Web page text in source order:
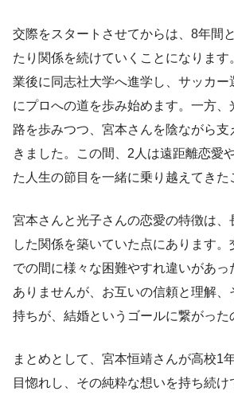
交際をスタートさせてからは、8年間
たり関係を続けていくことになりま
業後に同志社大学へ進学し、サッカー
にプロへの道を歩み始めます。一方、
路を歩みつつ、宮本さんを陰ながら支
きました。この間、2人は遠距離恋愛
た人生の節目を一緒に乗り越えてきた
宮本さんと光子さんの恋愛の特徴は、
した関係を築いていた点にあります。
での間に様々な困難やすれ違いがあっ
ありませんが、お互いの信頼と理解
持ちが、結婚というゴールに繋がった
まとめとして、宮本恒靖さんが高校1
目惚れし、その純粋な想いを持ち続け